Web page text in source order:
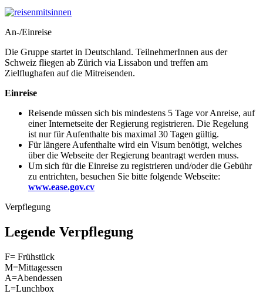
An-/Einreise
Die Gruppe startet in Deutschland. TeilnehmerInnen aus der
Schweiz fliegen ab Zürich via Lissabon und treffen am
Zielflughafen auf die Mitreisenden.
Einreise
Reisende müssen sich bis mindestens 5 Tage vor Anreise, auf
einer Internetseite der Regierung registrieren. Die Regelung
ist nur für Aufenthalte bis maximal 30 Tagen gültig.
Für längere Aufenthalte wird ein Visum benötigt, welches
über die Webseite der Regierung beantragt werden muss.
Um sich für die Einreise zu registrieren und/oder die Gebühr
zu entrichten, besuchen Sie bitte folgende Webseite:
www.ease.gov.cv
Verpflegung
Legende Verpflegung
F= Frühstück
M=Mittagessen
A=Abendessen
L=Lunchbox